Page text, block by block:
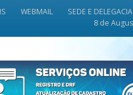
WEBMAIL
SEDE E
8 de